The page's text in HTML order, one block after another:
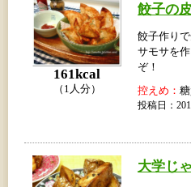
161kcal
（1人分）
餃子の
餃子作り
サモサを
ぞ！
控えめ：
投稿日：
大学じ